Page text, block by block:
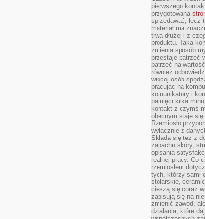
pierwszego
przygotowana
sprzedawać, lecz
materiał ma
trwa dłużej i z
produktu. Taka
zmienia sposób
przestaje patrzeć
patrzeć na
również
więcej osób
pracując na
komunikatory i
pamięci kilka
kontakt z czymś
obecnym staje się
Rzemiosło
wyłącznie z
Składa się też z
zapachu skóry,
opisania
realnej pracy. Co
rzemiosłem
tych, którzy sami
stolarskie,
cieszą się coraz
zapisują się na
zmienić zawód,
działania, które